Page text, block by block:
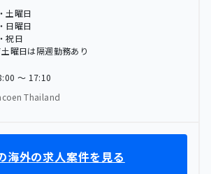
・土曜日
・日曜日
・祝日
曜日は隔週勤務あり
〜 17:10
Thailand
海外の求人案件を見る